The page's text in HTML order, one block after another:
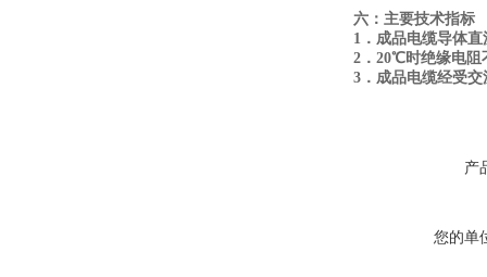
六：主要技术指标
1．成品电缆导体
2．20℃时绝缘电
3．成品电缆经受
产
您的单